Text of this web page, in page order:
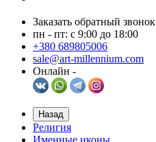
Заказать обратный звонок
пн - пт: с 9:00 до 18:00
+380 689805006
sale@art-millennium.com
Онлайн -
Назад
Религия
Именные иконы